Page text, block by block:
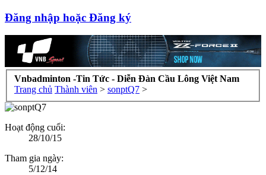
Đăng nhập hoặc Đăng ký
Vnbadminton -Tin Tức - Diễn Đàn Cầu Lông Việt Nam
Trang chủ Thành viên > sonptQ7 >
Hoạt động cuối:
28/10/15
Tham gia ngày:
5/12/14